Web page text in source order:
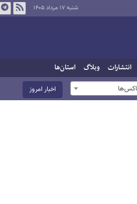
شنبه ۱۷ مرداد ۱۴۰۵
انتشارات وبلاگ استان‌ها
اخبار امروز